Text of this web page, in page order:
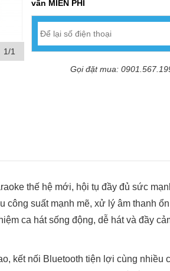
1/1
vấn MIỄN PHÍ
Gọi đặt mua:
thế hệ mới, hội tụ đầy đủ sức
công suất mạnh mẽ, xử lý âm thanh
ca hát sống động, dễ hát và đầy
kết nối Bluetooth tiện lợi cùng nhiều